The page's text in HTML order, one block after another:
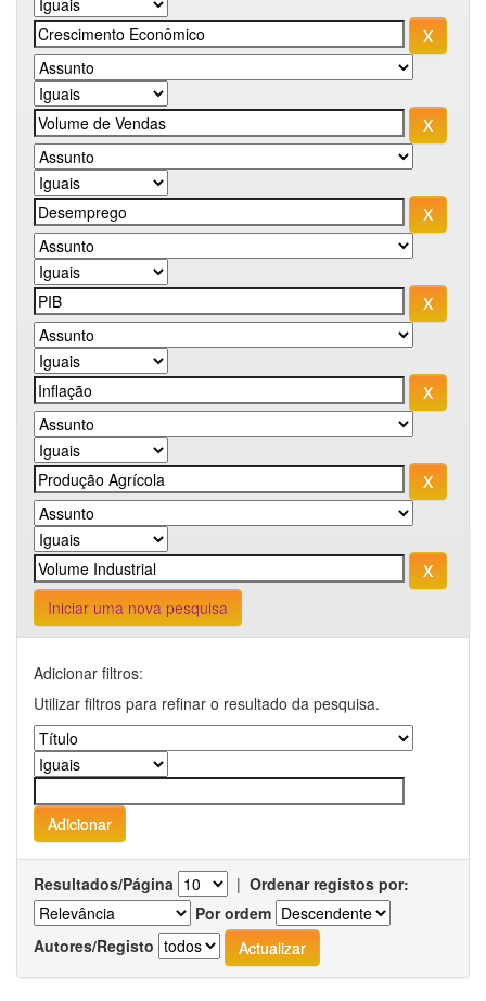
Iniciar uma nova pesquisa
Adicionar filtros:
Utilizar filtros para refinar o resultado da pesquisa.
Resultados/Página | Ordenar registos por:
Por ordem
Autores/Registo